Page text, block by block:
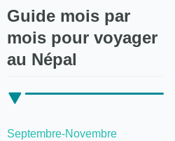
Guide mois par
mois pour voyager
au Népal
Septembre-Novembre